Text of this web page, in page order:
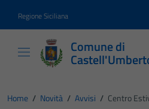
Regione Siciliana
Comune di
Home / Novità / Avvisi / Centro